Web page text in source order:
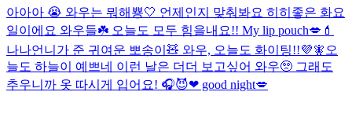
아아아 😭 와우는 뭐해 뿅🤍 언제인지 맞춰봐요 히히 좋은 화요
일이에요 와우들☘️ 오늘도 모두 힘을내요!! My lip pouch💋💄
나나언니가 준 귀여운 뽀송이🧸 와우, 오늘도 화이팅!!💜🧚 오
늘도 하늘이 예쁘네 이런 날은 더더 보고싶어 와우🥺 그래도
추우니까 옷 따시게 입어요! 🎧😈❤︎ good night💋